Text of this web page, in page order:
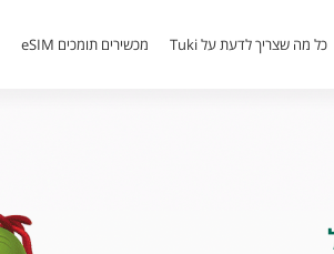
כל מה שצריך לדעת על Tuki מכשירים תומכים eSIM